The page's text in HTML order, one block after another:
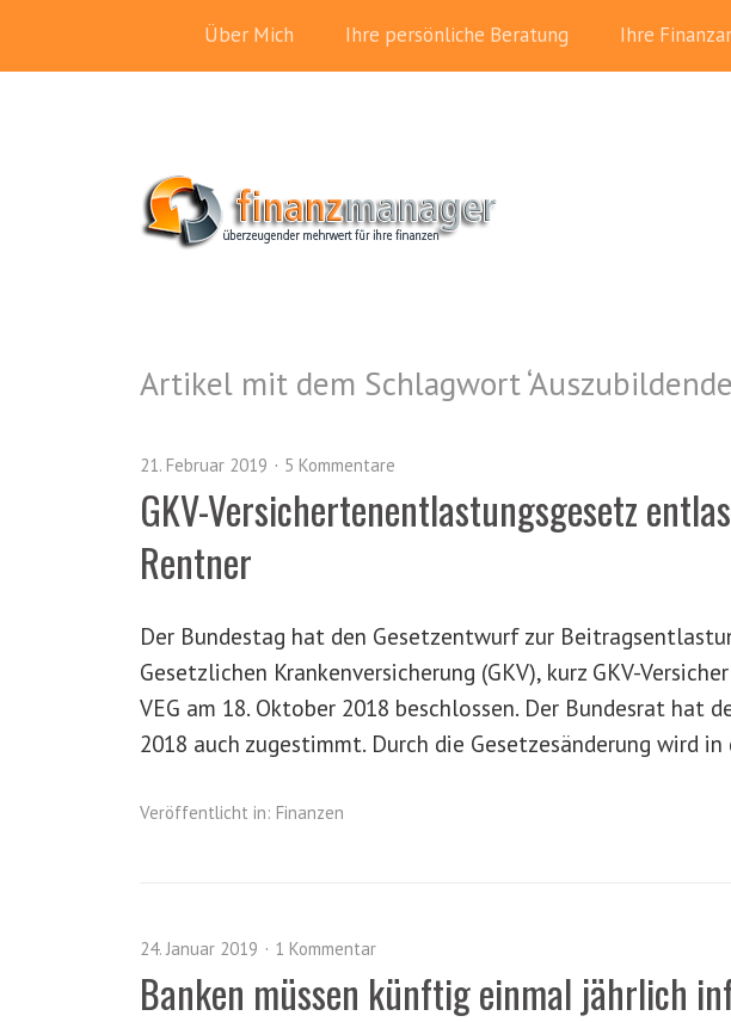
Über Mich Ihre persönliche Beratung Ihre
Artikel mit dem Schlagwort ‘Auszubildende
21. Februar 2019 5 Kommentare
GKV-Versichertenentlastungsgesetz
Rentner
Der Bundestag hat den Gesetzentwurf zur
Gesetzlichen Krankenversicherung (GKV), kurz GKV-
VEG am 18. Oktober 2018 beschlossen. Der Bundesrat hat
2018 auch zugestimmt. Durch die Gesetzesänderung wird
Veröffentlicht in: Finanzen
24. Januar 2019 1 Kommentar
Banken müssen künftig einmal jährlich